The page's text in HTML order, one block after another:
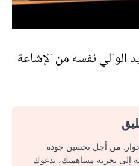
الوالي نفسه من الإشاعة
من أجل تحسين جودة
إلى تجربة مساهمتك، ندعوك